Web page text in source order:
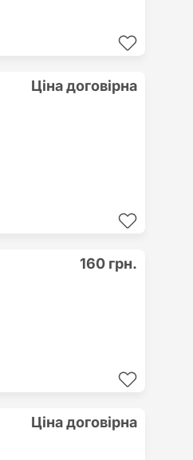
Ціна договірна
160 грн.
Ціна договірна